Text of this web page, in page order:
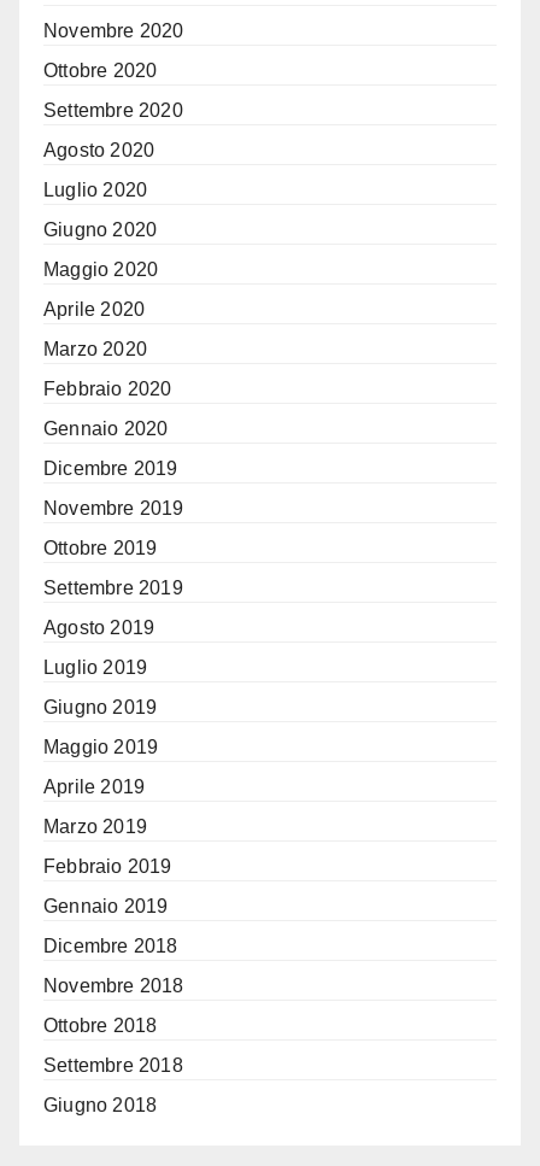
Novembre 2020
Ottobre 2020
Settembre 2020
Agosto 2020
Luglio 2020
Giugno 2020
Maggio 2020
Aprile 2020
Marzo 2020
Febbraio 2020
Gennaio 2020
Dicembre 2019
Novembre 2019
Ottobre 2019
Settembre 2019
Agosto 2019
Luglio 2019
Giugno 2019
Maggio 2019
Aprile 2019
Marzo 2019
Febbraio 2019
Gennaio 2019
Dicembre 2018
Novembre 2018
Ottobre 2018
Settembre 2018
Giugno 2018